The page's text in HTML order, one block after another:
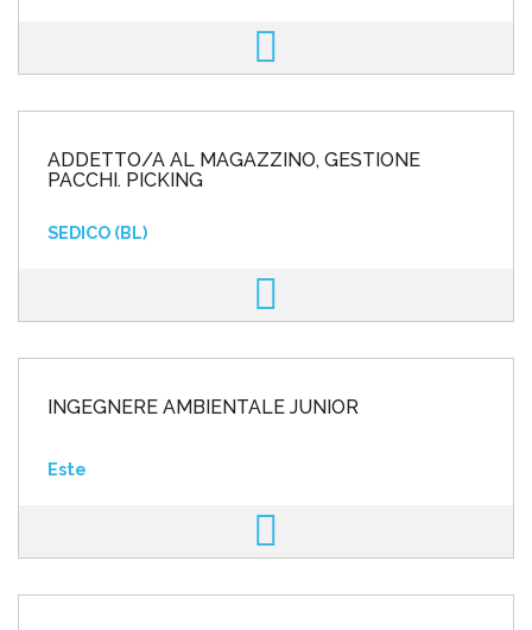
ADDETTO/A AL MAGAZZINO, GESTIONE
PACCHI. PICKING
SEDICO (BL)
INGEGNERE AMBIENTALE JUNIOR
Este